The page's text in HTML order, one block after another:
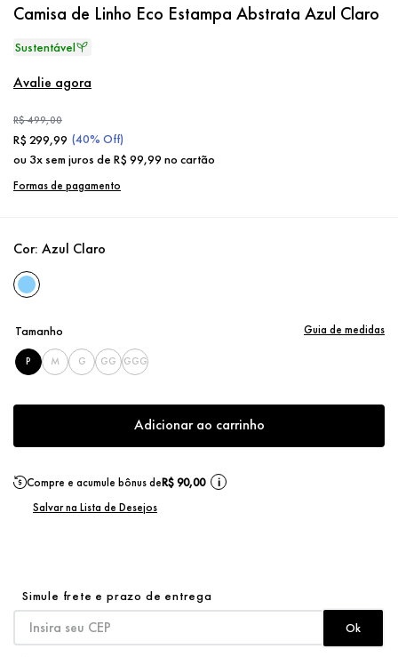
Estampa
Abstrata
Camisa de Linho Eco Estampa Abstrata Azul Claro
Avalie agora
R$499,00
R$ 299,99 (40% Off)
ou 3x sem juros de R$ 99,99 no cartão
Formas de pagamento
Cor: Azul Claro
Tamanho
P M G GG GGG
Guia de medidas
Adicionar ao carrinho
Compre e acumule bônus deR$ 90,00 i